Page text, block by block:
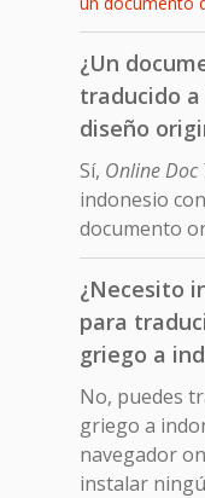
¿Un
traducido
diseño
Sí, Online
indonesio
documento
¿Necesito
para
griego a
No, puedes
griego a
navegador
instalar